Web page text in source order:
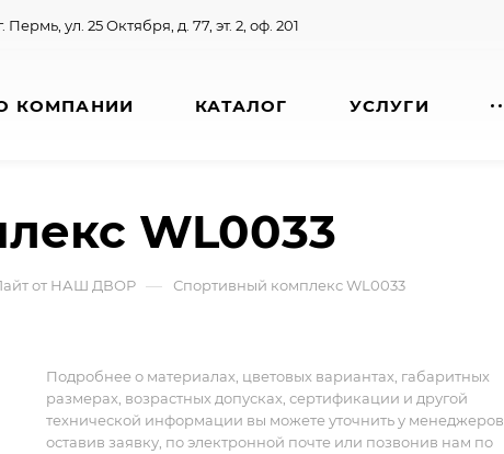
Пермь, ул. 25 Октября, д. 77, эт. 2, оф. 201
КОМПАНИИ КАТАЛОГ УСЛУГИ
WL0033
от НАШ ДВОР — Спортивный комплекс WL0033
Подробнее о материалах, цветовых вариантах, габаритных
размерах, возрастных допусках, сертификации и другой
технической информации вы можете уточнить у менеджеров
оставив заявку, по электронной почте или позвонив нам по